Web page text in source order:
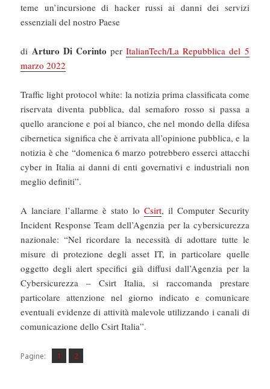
teme un’incursione di hacker russi ai danni dei servizi
essenziali del nostro Paese
di Arturo Di Corinto perItalianTech/La Repubblica del 5
marzo 2022
Traffic light protocol white: la notizia prima classificata come
riservata diventa pubblica, dal semaforo rosso si passa a
quello arancione e poi al bianco, che nel mondo della difesa
cibernetica significa che è arrivata all’opinione pubblica, e la
notizia è che “domenica 6 marzo potrebbero esserci attacchi
cyber in Italia ai danni di enti governativi e industriali non
meglio definiti”.
A lanciare l’allarme è stato lo Csirt, il Computer Security
Incident Response Team dell’Agenzia per la cybersicurezza
nazionale: “Nel ricordare la necessità di adottare tutte le
misure di protezione degli asset IT, in particolare quelle
oggetto degli alert specifici già diffusi dall’Agenzia per la
Cybersicurezza – Csirt Italia, si raccomanda prestare
particolare attenzione nel giorno indicato e comunicare
eventuali evidenze di attività malevole utilizzando i canali di
comunicazione dello Csirt Italia”.
Pagine: Pagina
1 ,
Pagina
2